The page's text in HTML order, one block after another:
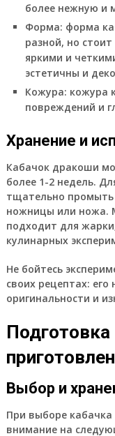
более нежную и
Форма: форма
разной, но
яркими и
эстетичны и
Кожура: кожура
повреждений и
Хранение и
Кабачок дракоши
более 1-2 недель.
тщательно
ножницы или ножа.
подходит для
кулинарных
Не бойтесь
своих рецептах:
оригинальности и
Выбор и
При выборе
внимание на